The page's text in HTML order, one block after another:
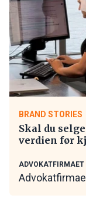
BRAND STORIES
Skal du
verdien før